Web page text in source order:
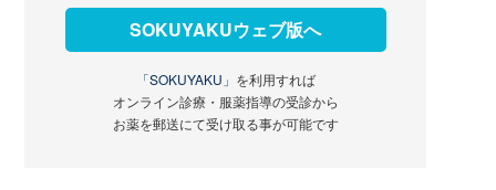
SOKUYAKUウェブ版へ
「SOKUYAKU」 を利用すれば
オンライン診療・服薬指導の受診から
お薬を郵送にて受け取る事が可能です